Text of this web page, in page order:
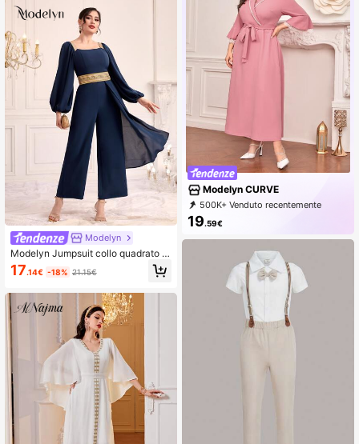
Modelyn
Modelyn Jumpsuit collo quadrato m
anica a lanterna nastro vita
17.14€ -18% 21.15€
Modelyn CURVE
500K+ Venduto recentemente
500K+ Acquisto ripetuto
320K abbonamento
19.59€